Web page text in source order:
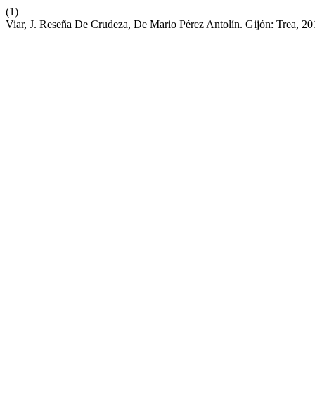
(1)
Viar, J. Reseña De Crudeza, De Mario Pérez Antolín. Gijón: Trea,